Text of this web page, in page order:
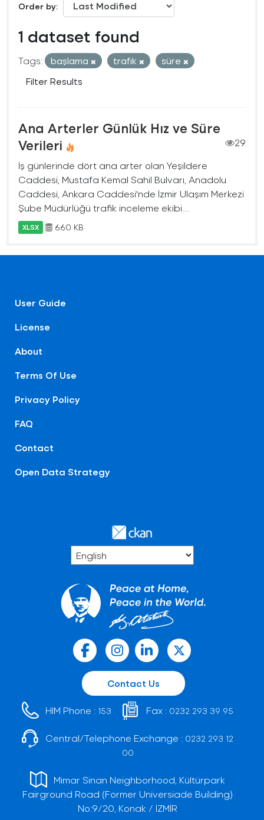
Order by
1 dataset found
Tags: başlama trafık
süre
Filter Results
Ana Arterler Günlük Hız ve Süre
Verileri
29
İş günlerinde dört ana arter olan Yeşildere
Caddesi, Mustafa Kemal Sahil Bulvarı, Anadolu
Caddesi, Ankara Caddesi'nde İzmir Ulaşım Merkezi
Şube Müdürlüğü trafik inceleme ekibi...
XLSX 660 KB
User Guide
License
About
Terms Of Use
Privacy Policy
FAQ
Contact
Open Data Strategy
Contact Us
HIM Phone : 153 Fax : 0232 293 39 95
Central/Telephone Exchange : 0232 293 12
00
Mimar Sinan Neighborhood, Kültürpark
Fairground Road (Former Universiade Building)
No:9/20, Konak / İZMİR